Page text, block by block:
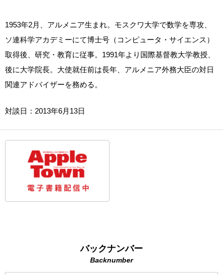
1953年2月、アルメニア生まれ。モスクワ大学で数学を専攻、
ソ連科学アカデミーにて博士号（コンピュータ・サイエンス）
取得後、研究・教育に従事。1991年より国際基督教大学教授、
後に大学院長。大使就任前は長年、アルメニア外務大臣の対日
関連アドバイザーを務める。
対談日：2013年6月13日
バックナンバー
Backnumber